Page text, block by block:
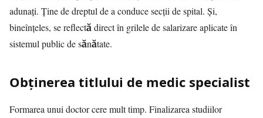
adunați. Ține de dreptul de a conduce secții de spital. Și,
bineînțeles, se reflectă direct în grilele de salarizare aplicate în
sistemul public de sănătate.
Obținerea titlului de medic specialist
Formarea unui doctor cere mult timp. Finalizarea studiilor